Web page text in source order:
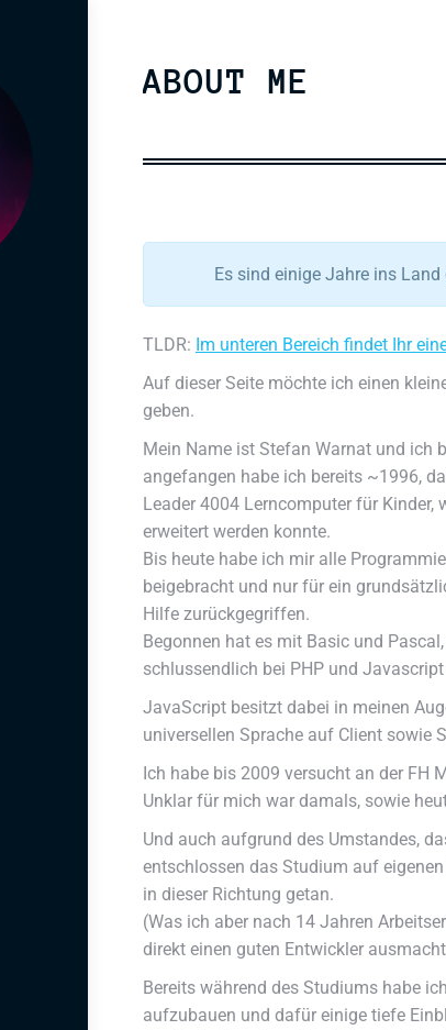
ABOUT ME
Es sind einige Jahre ins
TLDR: Im unteren Bereich findet Ihr
Auf dieser Seite möchte ich einen
geben.
Mein Name ist Stefan Warnat und ich
angefangen habe ich bereits ~1996,
Leader 4004 Lerncomputer für
erweitert werden konnte.
Bis heute habe ich mir alle
beigebracht und nur für ein
Hilfe zurückgegriffen.
Begonnen hat es mit Basic und
schlussendlich bei PHP und
JavaScript besitzt dabei in meinen
universellen Sprache auf Client sowie
Ich habe bis 2009 versucht an der FH
Unklar für mich war damals, sowie
Und auch aufgrund des Umstandes,
entschlossen das Studium auf
in dieser Richtung getan.
(Was ich aber nach 14 Jahren
direkt einen guten Entwickler
Bereits während des Studiums habe
aufzubauen und dafür einige tiefe